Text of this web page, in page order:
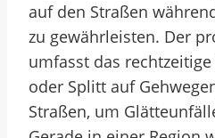
auf den Straßen
zu gewährleisten. Der
umfasst das
oder Splitt auf
Straßen, um